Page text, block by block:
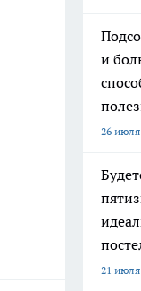
и
26 июля
21 июля